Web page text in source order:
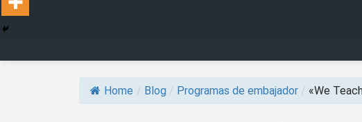
Home / Blog / Programas de embajador / «We